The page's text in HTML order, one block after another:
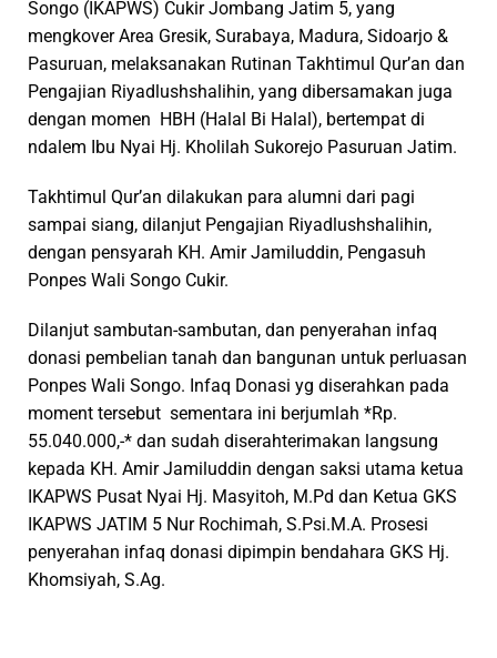
Songo (IKAPWS) Cukir Jombang Jatim 5, yang
mengkover Area Gresik, Surabaya, Madura, Sidoarjo &
Pasuruan, melaksanakan Rutinan Takhtimul Qur’an dan
Pengajian Riyadlushshalihin, yang dibersamakan juga
dengan momen HBH (Halal Bi Halal), bertempat di
ndalem Ibu Nyai Hj. Kholilah Sukorejo Pasuruan Jatim.
Takhtimul Qur’an dilakukan para alumni dari pagi
sampai siang, dilanjut Pengajian Riyadlushshalihin,
dengan pensyarah KH. Amir Jamiluddin, Pengasuh
Ponpes Wali Songo Cukir.
Dilanjut sambutan-sambutan, dan penyerahan infaq
donasi pembelian tanah dan bangunan untuk perluasan
Ponpes Wali Songo. Infaq Donasi yg diserahkan pada
moment tersebut sementara ini berjumlah *Rp.
55.040.000,-* dan sudah diserahterimakan langsung
kepada KH. Amir Jamiluddin dengan saksi utama ketua
IKAPWS Pusat Nyai Hj. Masyitoh, M.Pd dan Ketua GKS
IKAPWS JATIM 5 Nur Rochimah, S.Psi.M.A. Prosesi
penyerahan infaq donasi dipimpin bendahara GKS Hj.
Khomsiyah, S.Ag.